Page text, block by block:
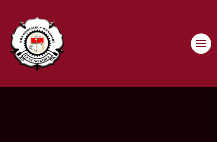
content